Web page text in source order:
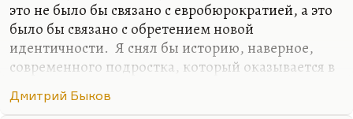
это не было бы связано с евробюрократией, а это
было бы связано с обретением новой
идентичности. Я снял бы историю, наверное,
современного подростка, который оказывается в
отвоевать себе место. И я, наверное, снял бы
Дмитрий Быков